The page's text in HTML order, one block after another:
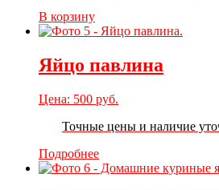
В корзину
Яйцо павлина
Цена: 500 руб.
Точные цены и наличие
Подробнее